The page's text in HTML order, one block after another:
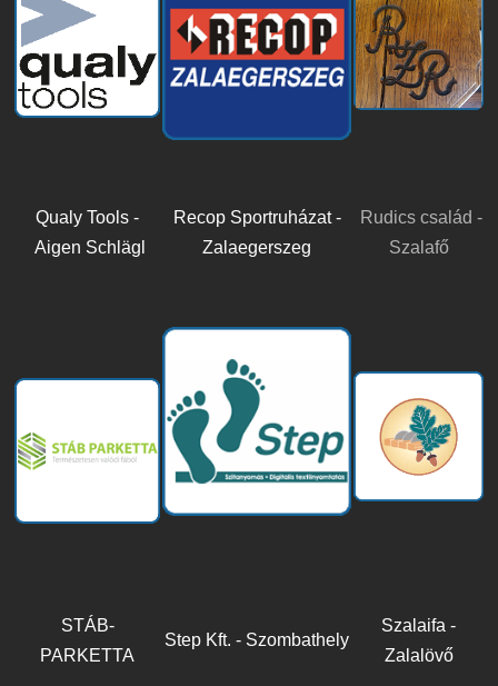
Qualy Tools -
Aigen Schlägl
Recop Sportruházat -
Zalaegerszeg
Rudics család -
Szalafő
STÁB-
PARKETTA
Step Kft. - Szombathely
Szalaifa -
Zalalövő